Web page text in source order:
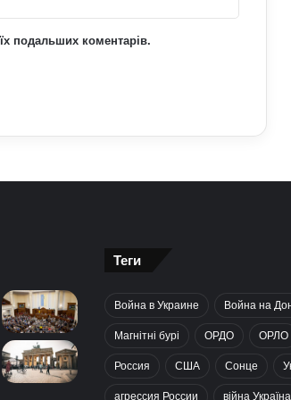
подальших коментарів.
Теги
Война в Украине Война на
Магнітні бурі ОРДО ОРЛО
Россия США Сонце
агрессия России війна Україна